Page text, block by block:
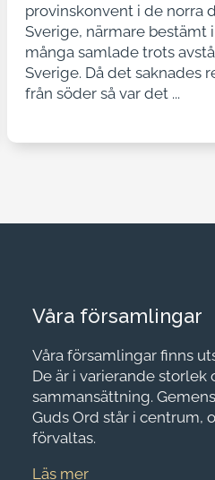
provinskonvent i de norra
Sverige, närmare bestämt
många samlade trots
Sverige. Då det saknades
från söder så var det ...
Våra församlingar
Våra församlingar finns
De är i varierande storlek
sammansättning.
Guds Ord står i centrum,
förvaltas.
Läs mer